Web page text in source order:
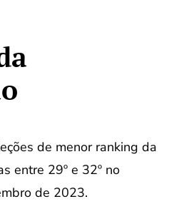
de menor ranking da
entre 29º e 32º no
de 2023.